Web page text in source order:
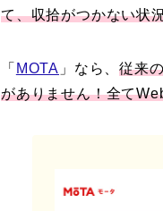
て、収拾がつかない状
「 MOTA 」なら、従来
がありません！全て